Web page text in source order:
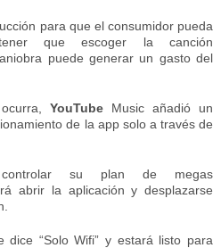
para que el consumidor pueda
que escoger la canción
puede generar un gasto del
YouTube Music añadió un
de la app solo a través de
su plan de megas
abrir la aplicación y desplazarse
dice “Solo Wifi” y estará listo para